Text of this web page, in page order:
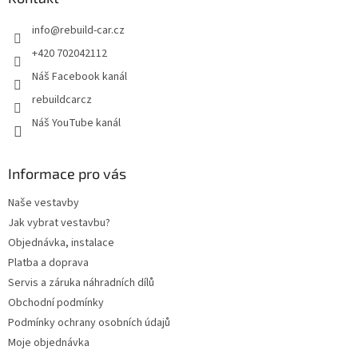
info@rebuild-car.cz
+420 702042112
Náš Facebook kanál
rebuildcarcz
Náš YouTube kanál
Informace pro vás
Naše vestavby
Jak vybrat vestavbu?
Objednávka, instalace
Platba a doprava
Servis a záruka náhradních dílů
Obchodní podmínky
Podmínky ochrany osobních údajů
Moje objednávka